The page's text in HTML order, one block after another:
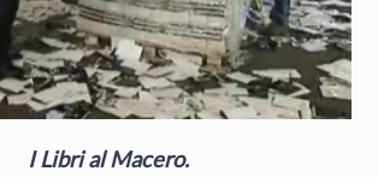
I Libri al Macero.